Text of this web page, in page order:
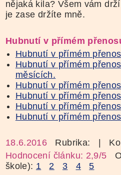
nějaká kila? Všem vám
je zase držíte mně.
Hubnutí v přímém
Hubnutí v přímém
Hubnutí v přímém
měsících.
Hubnutí v přímém
Hubnutí v přímém
Hubnutí v přímém
Hubnutí v přímém
18.6.2016 Rubrika:
|
Hodnocení článku: 2,9/5
škole): 1 2 3 4 5